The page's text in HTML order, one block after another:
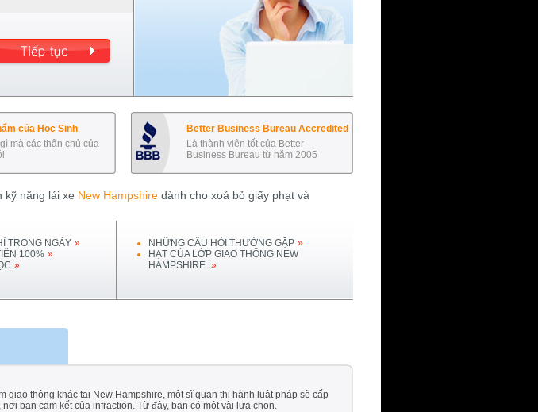
của Học Sinh
mà các thân chủ của
Better Business Bureau Accredited
Là thành viên tốt của Better
Business Bureau từ năm 2005
kỹ năng lái xe New Hampshiredành cho xoá bỏ giấy phạt và
TRONG NGÀY »
100% »
»
NHỮNG CÂU HỎI THƯỜNG GẶP »
HẠT CỦA LỚP GIAO THÔNG NEW
HAMPSHIRE »
thông khác tại New Hampshire, một sĩ quan thi hành luật pháp sẽ cấp
bạn cam kết của infraction. Từ đây, bạn có một vài lựa chọn.